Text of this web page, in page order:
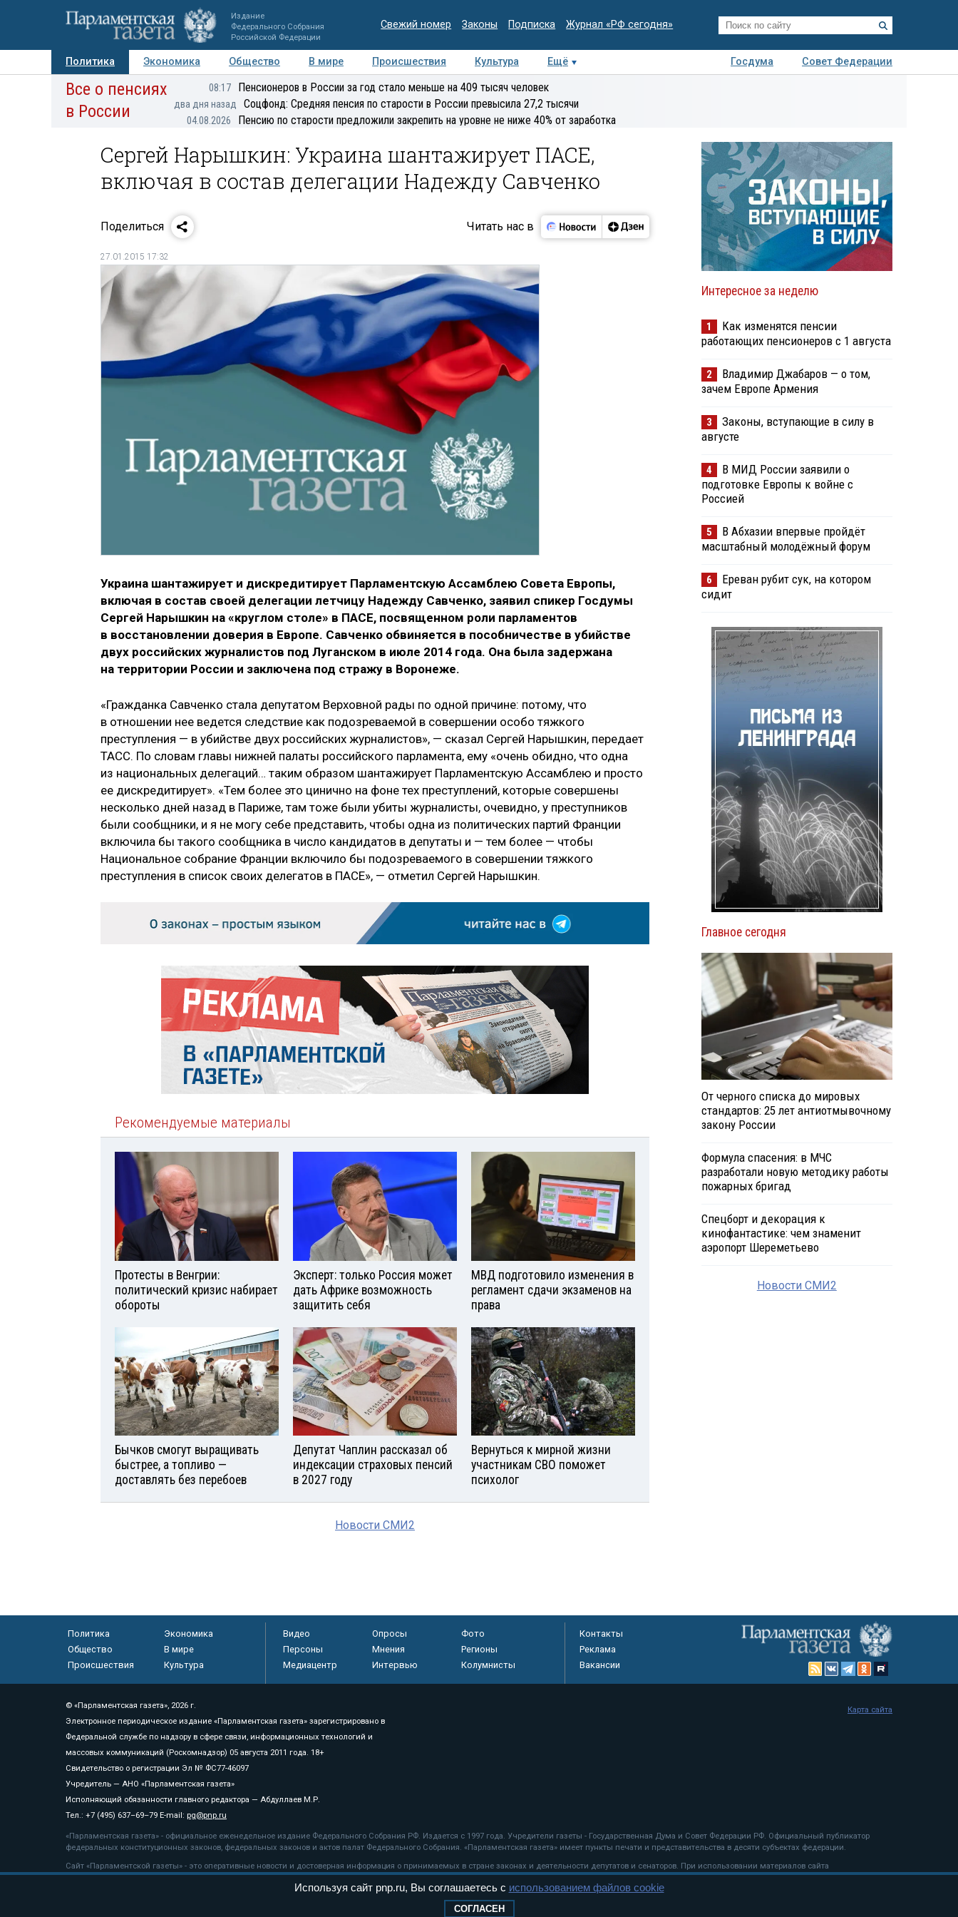
Издание
Федерального Собрания
Российской Федерации
Свежий номер Законы Подписка Журнал «РФ сегодня»
Политика Экономика Общество В мире Происшествия Культура Ещё Госдума
Совет Федерации
Авторы Персоны Мнения Регионы Медиацентр Интервью Колумнисты
Все о пенсиях
в России
08:17 Пенсионеров в России за год стало меньше на 409 тысяч человек
два дня назад Соцфонд: Средняя пенсия по старости в России превысила 27,2 тысячи
04.08.2026 Пенсию по старости предложили закрепить на уровне не ниже 40% от заработка
Сергей Нарышкин: Украина шантажирует ПАСЕ,
включая в состав делегации Надежду Савченко
Поделиться Читать нас в
27.01.2015 17:32
Украина шантажирует и дискредитирует Парламентскую Ассамблею Совета Европы,
включая в состав своей делегации летчицу Надежду Савченко, заявил спикер Госдумы
Сергей Нарышкин на «круглом столе» в ПАСЕ, посвященном роли парламентов
в восстановлении доверия в Европе. Савченко обвиняется в пособничестве в убийстве
двух российских журналистов под Луганском в июле 2014 года. Она была задержана
на территории России и заключена под стражу в Воронеже.
«Гражданка Савченко стала депутатом Верховной рады по одной причине: потому, что
в отношении нее ведется следствие как подозреваемой в совершении особо тяжкого
преступления — в убийстве двух российских журналистов», — сказал Сергей Нарышкин, передает
ТАСС. По словам главы нижней палаты российского парламента, ему «очень обидно, что одна
из национальных делегаций… таким образом шантажирует Парламентскую Ассамблею и просто
ее дискредитирует». «Тем более это цинично на фоне тех преступлений, которые совершены
несколько дней назад в Париже, там тоже были убиты журналисты, очевидно, у преступников
были сообщники, и я не могу себе представить, чтобы одна из политических партий Франции
включила бы такого сообщника в число кандидатов в депутаты и — тем более — чтобы
Национальное собрание Франции включило бы подозреваемого в совершении тяжкого
преступления в список своих делегатов в ПАСЕ», — отметил Сергей Нарышкин.
Рекомендуемые материалы
Протесты в Венгрии:
политический кризис набирает
обороты
Эксперт: только Россия может
дать Африке возможность
защитить себя
МВД подготовило изменения в
регламент сдачи экзаменов на
права
Бычков смогут выращивать
быстрее, а топливо —
доставлять без перебоев
Депутат Чаплин рассказал об
индексации страховых пенсий
в 2027 году
Вернуться к мирной жизни
участникам СВО поможет
психолог
Новости СМИ2
Интересное за неделю
1
Как изменятся пенсии
работающих пенсионеров с 1 августа
2
Владимир Джабаров — о том,
зачем Европе Армения
3
Законы, вступающие в силу в
августе
4
В МИД России заявили о
подготовке Европы к войне с
Россией
5
В Абхазии впервые пройдёт
масштабный молодёжный форум
6
Ереван рубит сук, на котором
сидит
Главное сегодня
От черного списка до мировых
стандартов: 25 лет антиотмывочному
закону России
Формула спасения: в МЧС
разработали новую методику работы
пожарных бригад
Спецборт и декорация к
кинофантастике: чем знаменит
аэропорт Шереметьево
Новости СМИ2
Политика
Экономика
Общество
В мире
Происшествия
Культура
Видео Опросы
Фото
Персоны
Мнения
Регионы
Медиацентр
Интервью Колумнисты
Контакты
Реклама
Вакансии
© «Парламентская газета», 2026 г.
Электронное периодическое издание «Парламентская газета» зарегистрировано в
Федеральной службе по надзору в сфере связи, информационных технологий и
массовых коммуникаций (Роскомнадзор) 05 августа 2011 года. 18+
Свидетельство о регистрации Эл № ФС77-46097
Учредитель — АНО «Парламентская газета»
Исполняющий обязанности главного редактора — Абдуллаев М.Р.
Тел.: +7 (495) 637–69–79 E-mail: pg@pnp.ru
«Парламентская газета» - официальное еженедельное издание Федерального Собрания РФ. Издается с 1997 года. Учредители газеты - Государственная Дума и Совет Федерации РФ. Официальный публикатор
федеральных конституционных законов, федеральных законов и актов палат Федерального Собрания. «Парламентская газета» имеет пункты печати и представительства в десяти субъектах федерации.
Сайт «Парламентской газеты» - это оперативные новости и достоверная информация о принимаемых в стране законах и деятельности депутатов и сенаторов. При использовании материалов сайта
«Парламентской газеты» активная ссылка на pnp.ru обязательна.
рекомендательные технологии
Карта сайта
Используя сайт pnp.ru, Вы соглашаетесь с использованием файлов cookie
СОГЛАСЕН